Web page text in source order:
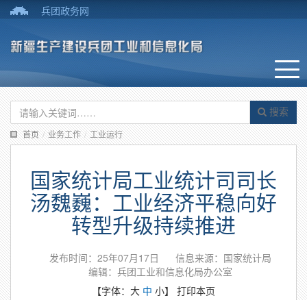
兵团政务网
搜索
首页 / 业务工作 / 工业运行
国家统计局工业统计司司长
汤魏巍：工业经济平稳向好
转型升级持续推进
发布时间：25年07月17日
信息来源：国家统计局
编辑：兵团工业和信息化局办公室
【字体： 大 中 小】 打印本页